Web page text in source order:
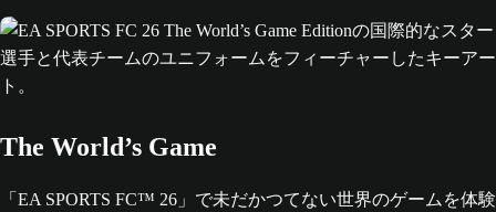
The World’s Game
「EA SPORTS FC™ 26」で未だかつてない世界のゲームを体験